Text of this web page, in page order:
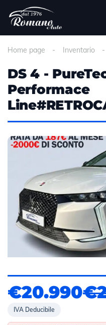
Home page Inventario
DS 4 -
Performace
€20.990
IVA Deducibile